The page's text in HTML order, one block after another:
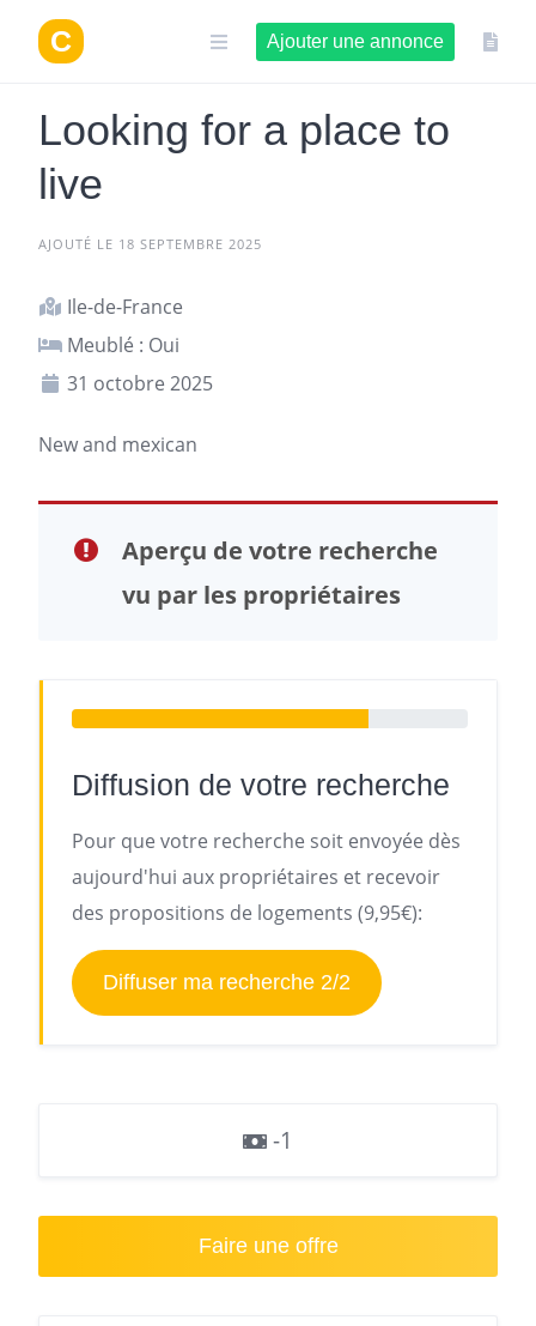
contenu
Ajouter une annonce
Looking for a place to
live
AJOUTÉ LE 18 SEPTEMBRE 2025
Ile-de-France
Meublé : Oui
31 octobre 2025
New and mexican
Aperçu de votre recherche
vu par les propriétaires
Diffusion de votre recherche
Pour que votre recherche soit envoyée dès
aujourd'hui aux propriétaires et recevoir
des propositions de logements (9,95€):
Diffuser ma recherche 2/2
-1
Faire une offre